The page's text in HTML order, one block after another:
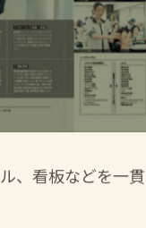
、看板などを一